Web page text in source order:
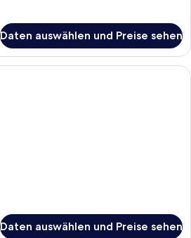
Daten auswählen und Preise sehen
Ein Hotelzimmer mit einem großen
Daten auswählen und Preise sehen